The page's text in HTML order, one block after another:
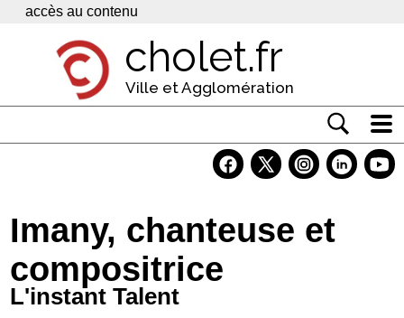
Panneau de gestion des cookies
accès au contenu
cholet.fr
Ville et Agglomération
Economie
Services
Contacts
Imany, chanteuse et
compositrice
L'instant Talent